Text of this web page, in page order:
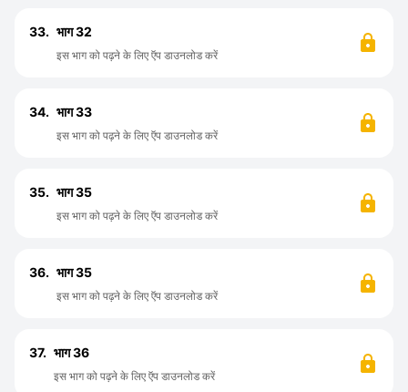
33. भाग 32
इस भाग को पढ़ने के लिए ऍप डाउनलोड करें
34. भाग 33
इस भाग को पढ़ने के लिए ऍप डाउनलोड करें
35. भाग 35
इस भाग को पढ़ने के लिए ऍप डाउनलोड करें
36. भाग 35
इस भाग को पढ़ने के लिए ऍप डाउनलोड करें
37. भाग 36
इस भाग को पढ़ने के लिए ऍप डाउनलोड करें